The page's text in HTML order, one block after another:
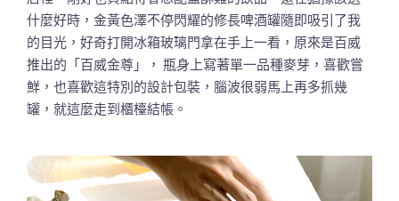
什麼好時，金黃色澤不停閃耀的修長啤酒罐隨即吸引了我
的目光，好奇打開冰箱玻璃門拿在手上一看，原來是百威
推出的「百威金尊」， 瓶身上寫著單一品種麥芽，喜歡嘗
鮮，也喜歡這特別的設計包裝，腦波很弱馬上再多抓幾
罐，就這麼走到櫃檯結帳。